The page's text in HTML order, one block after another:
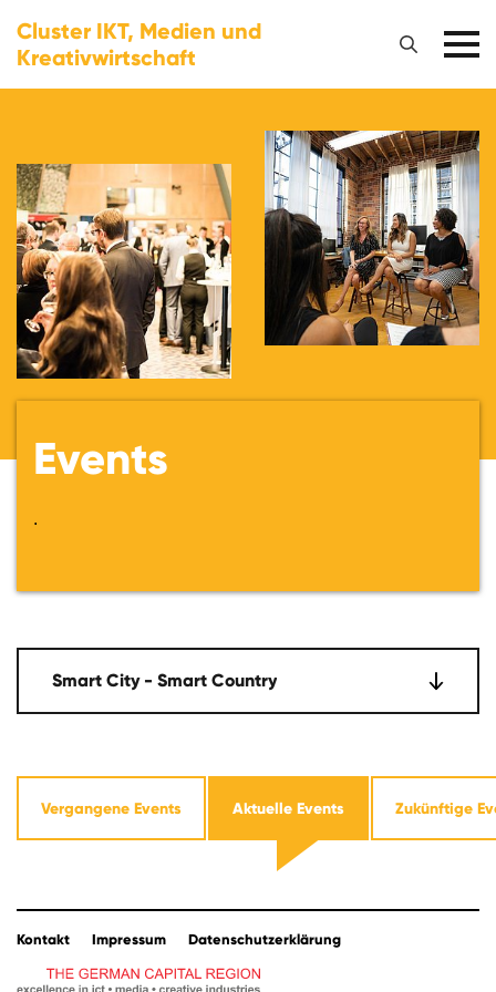
Cluster IKT, Medien und
Kreativwirtschaft
Events
.
Vergangene Events Aktuelle Events Zukünftige
Smart City - Smart Country
Kontakt Impressum Datenschutzerklärung